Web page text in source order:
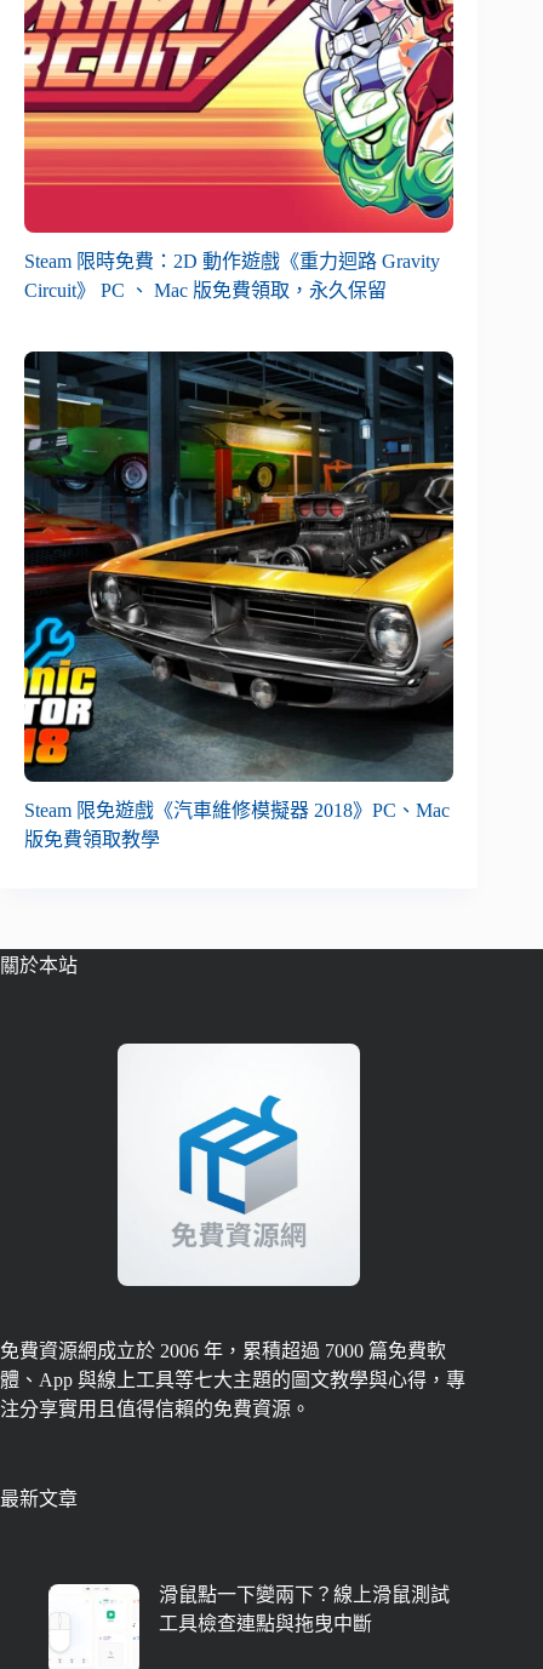
Steam 限時免費：2D 動作遊戲《重力迴路 Gravity
Circuit》 PC 、 Mac 版免費領取，永久保留
Steam 限免遊戲《汽車維修模擬器 2018》PC、Mac
版免費領取教學
關於本站
免費資源網成立於 2006 年，累積超過 7000 篇免費軟
體、App 與線上工具等七大主題的圖文教學與心得，專
注分享實用且值得信賴的免費資源。
最新文章
滑鼠點一下變兩下？線上滑鼠測試
工具檢查連點與拖曳中斷